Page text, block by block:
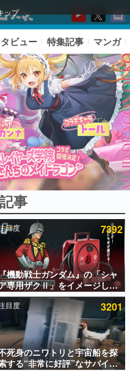
ップ
ンキング
ページビュー数万以上！ などな
、電ファミ渾身の“殿堂入り”記
ビュー 特集記事 マンガ
事
目度 7392
『機動戦士ガンダム』の「シャ
専用ザクⅡ」をイメージした
水ホースリールが予約開始。
体にはシャアのパーソナルマ
ークやジオン公国軍のエンブレ
、型式番号などを配置
目度 3201
死身のニワトリと宇宙船を探
する“非常に好評”なサバイバ